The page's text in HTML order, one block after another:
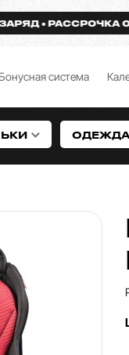
РАССРОЧКА 0%
Бонусная система
ОДЕЖДА